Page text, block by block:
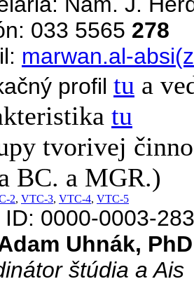
033 5565 278
marwan.al-
profil tu a
tu
tvorivej
BC. a MGR.)
2, VTC-3, VTC-4, VTC-5
ID: 0000-0003-
Uhnák,
štúdia a Ais